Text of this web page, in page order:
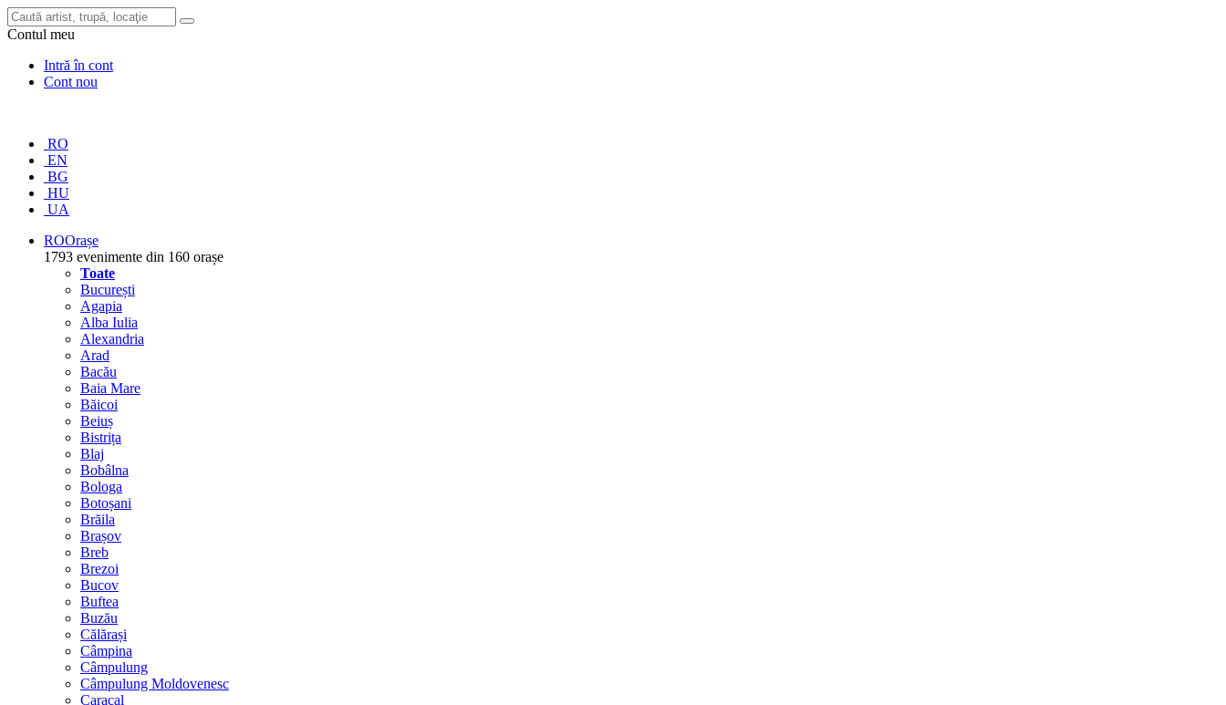
Contul meu
Intră în cont
Cont nou
RO
EN
BG
HU
UA
ROOrașe
1793 evenimente din 160 orașe
Toate
București
Agapia
Alba Iulia
Alexandria
Arad
Bacău
Baia Mare
Băicoi
Beiuș
Bistrița
Blaj
Bobâlna
Bologa
Botoșani
Brăila
Brașov
Breb
Brezoi
Bucov
Buftea
Buzău
Călărași
Câmpina
Câmpulung
Câmpulung Moldovenesc
Caracal